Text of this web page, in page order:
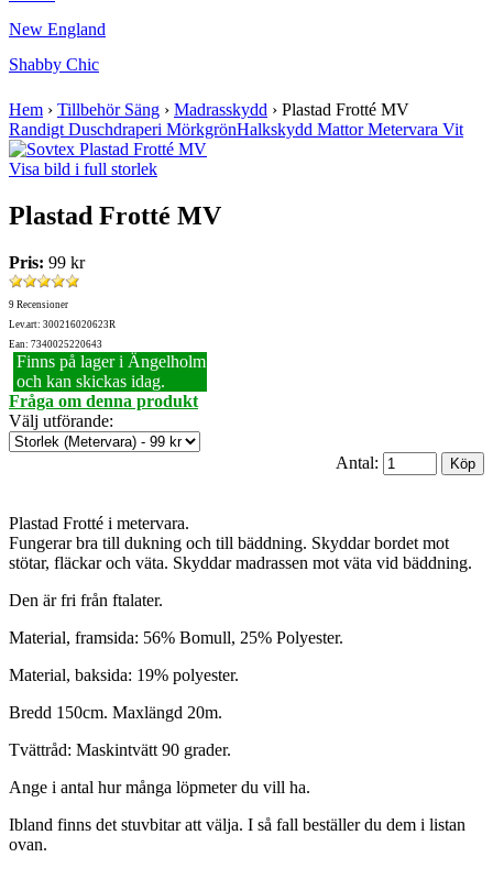
New England
Shabby Chic
Hem › Tillbehör Säng › Madrasskydd › Plastad Frotté MV
Randigt Duschdraperi MörkgrönHalkskydd Mattor Metervara Vit
Visa bild i full storlek
Plastad Frotté MV
Pris: 99 kr
9 Recensioner
Lev.art: 300216020623R
Ean: 7340025220643
Finns på lager i Ängelholm
och kan skickas idag.
Fråga om denna produkt
Välj utförande:
Antal:
Plastad Frotté i metervara.
Fungerar bra till dukning och till bäddning. Skyddar bordet mot
stötar, fläckar och väta. Skyddar madrassen mot väta vid bäddning.
Den är fri från ftalater.
Material, framsida: 56% Bomull, 25% Polyester.
Material, baksida: 19% polyester.
Bredd 150cm. Maxlängd 20m.
Tvättråd: Maskintvätt 90 grader.
Ange i antal hur många löpmeter du vill ha.
Ibland finns det stuvbitar att välja. I så fall beställer du dem i listan
ovan.